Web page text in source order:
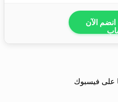
انضم الآن